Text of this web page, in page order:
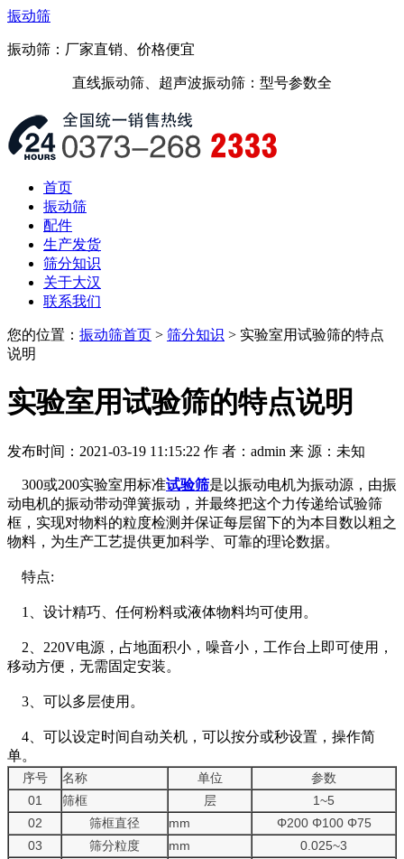
振动筛
振动筛：厂家直销、价格便宜
直线振动筛、超声波振动筛：型号参数全
首页
振动筛
配件
生产发货
筛分知识
关于大汉
联系我们
您的位置： 振动筛首页 > 筛分知识 > 实验室用试验筛的特点
说明
实验室用试验筛的特点说明
发布时间：2021-03-19 11:15:22 作 者：admin 来 源：未知
300或200实验室用标准试验筛是以振动电机为振动源，由振
动电机的振动带动弹簧振动，并最终把这个力传递给试验筛
框，实现对物料的粒度检测并保证每层留下的为本目数以粗之
物料，为生产工艺提供更加科学、可靠的理论数据。
特点:
1、设计精巧、任何粉料或液体物料均可使用。
2、220V电源，占地面积小，噪音小，工作台上即可使用，
移动方便，无需固定安装。
3、可以多层使用。
4、可以设定时间自动关机，可以按分或秒设置，操作简
单。
序号 名称 单位
参数
01
筛框 层
1~5
02
筛框直径 mm
Φ200 Φ100 Φ75
03
筛分粒度 mm
0.025~3